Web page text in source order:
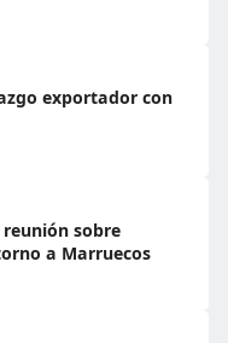
exportador con
sobre
a Marruecos